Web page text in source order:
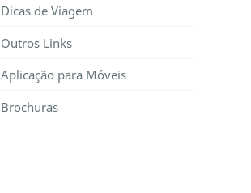
Dicas de Viagem
Outros Links
Aplicação para Móveis
Brochuras